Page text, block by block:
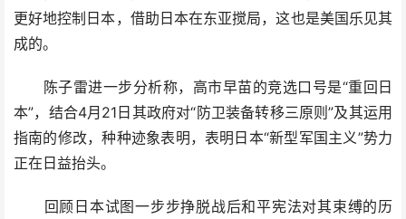
更好地控制日本，借助日本在东亚搅局，这也是美国乐见其
成的。
陈子雷进一步分析称，高市早苗的竞选口号是“重回日
本”，结合4月21日其政府对“防卫装备转移三原则”及其运用
指南的修改，种种迹象表明，表明日本“新型军国主义”势力
正在日益抬头。
回顾日本试图一步步挣脱战后和平宪法对其束缚的历